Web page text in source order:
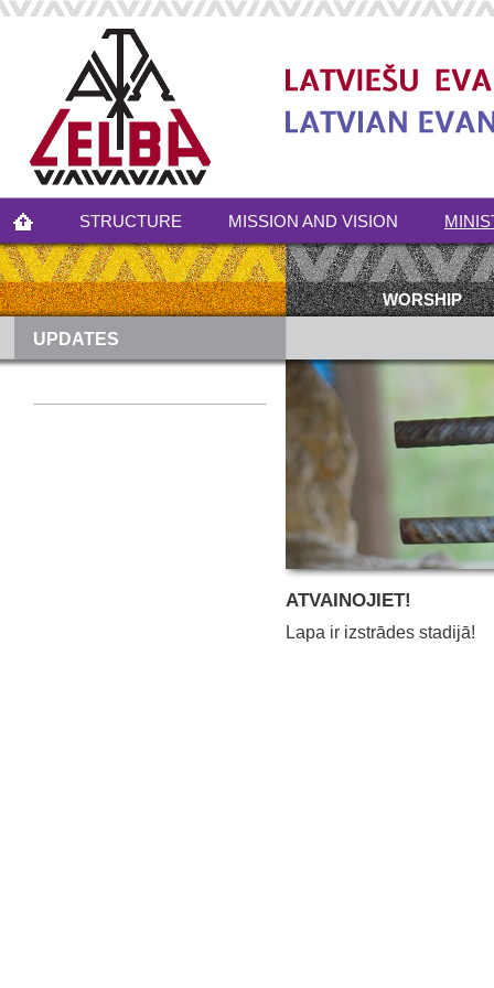
STRUCTURE MISSION AND VISION
WORSHIP
UPDATES
ATVAINOJIET!
Lapa ir izstrādes stadijā!